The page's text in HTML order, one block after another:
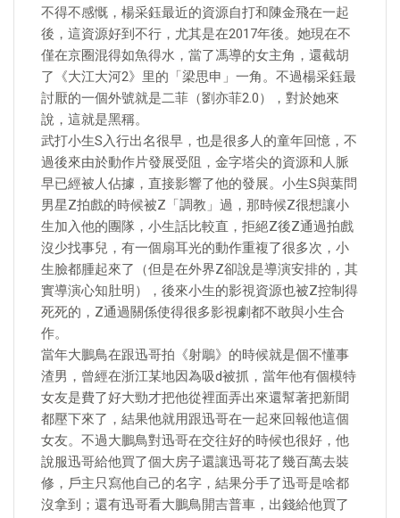
不得不感慨，楊采鈺最近的資源自打和陳金飛在一起
後，這資源好到不行，尤其是在2017年後。她現在不
僅在京圈混得如魚得水，當了馮導的女主角，還截胡
了《大江大河2》里的「梁思申」一角。不過楊采鈺最
討厭的一個外號就是二菲（劉亦菲2.0），對於她來
說，這就是黑稱。
武打小生S入行出名很早，也是很多人的童年回憶，不
過後來由於動作片發展受阻，金字塔尖的資源和人脈
早已經被人佔據，直接影響了他的發展。小生S與葉問
男星Z拍戲的時候被Z「調教」過，那時候Z很想讓小
生加入他的團隊，小生話比較直，拒絕Z後Z通過拍戲
沒少找事兒，有一個扇耳光的動作重複了很多次，小
生臉都腫起來了（但是在外界Z卻說是導演安排的，其
實導演心知肚明），後來小生的影視資源也被Z控制得
死死的，Z通過關係使得很多影視劇都不敢與小生合
作。
當年大鵬鳥在跟迅哥拍《射鵰》的時候就是個不懂事
渣男，曾經在浙江某地因為吸d被抓，當年他有個模特
女友是費了好大勁才把他從裡面弄出來還幫著把新聞
都壓下來了，結果他就用跟迅哥在一起來回報他這個
女友。不過大鵬鳥對迅哥在交往好的時候也很好，他
說服迅哥給他買了個大房子還讓迅哥花了幾百萬去裝
修，戶主只寫他自己的名字，結果分手了迅哥是啥都
沒拿到；還有迅哥看大鵬鳥開吉普車，出錢給他買了